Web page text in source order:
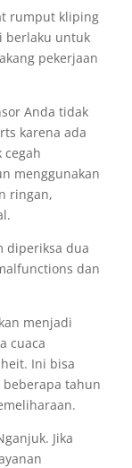
rumput kliping
berlaku untuk
pekerjaan
Anda tidak
karena ada
menggunakan
ringan,
diperiksa dua
dan
menjadi
cuaca
Ini bisa
tahun
Jika